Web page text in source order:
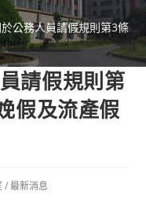
公務人員請假規則第3條
請假規則第
假及流產假
/ 最新消息